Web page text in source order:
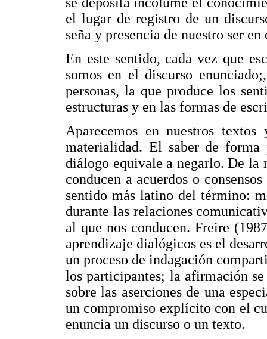
el lugar de registro de un
seña y presencia de nuestro ser
En este sentido, cada vez que
somos en el discurso
personas, la que produce los
estructuras y en las formas de
Aparecemos en nuestros
materialidad. El saber de forma
diálogo equivale a negarlo. De la
conducen a acuerdos o
sentido más latino del término:
durante las relaciones
al que nos conducen. Freire
aprendizaje dialógicos es el
un proceso de indagación
los participantes; la afirmación
sobre las aserciones de una
un compromiso explícito con el
enuncia un discurso o un texto.